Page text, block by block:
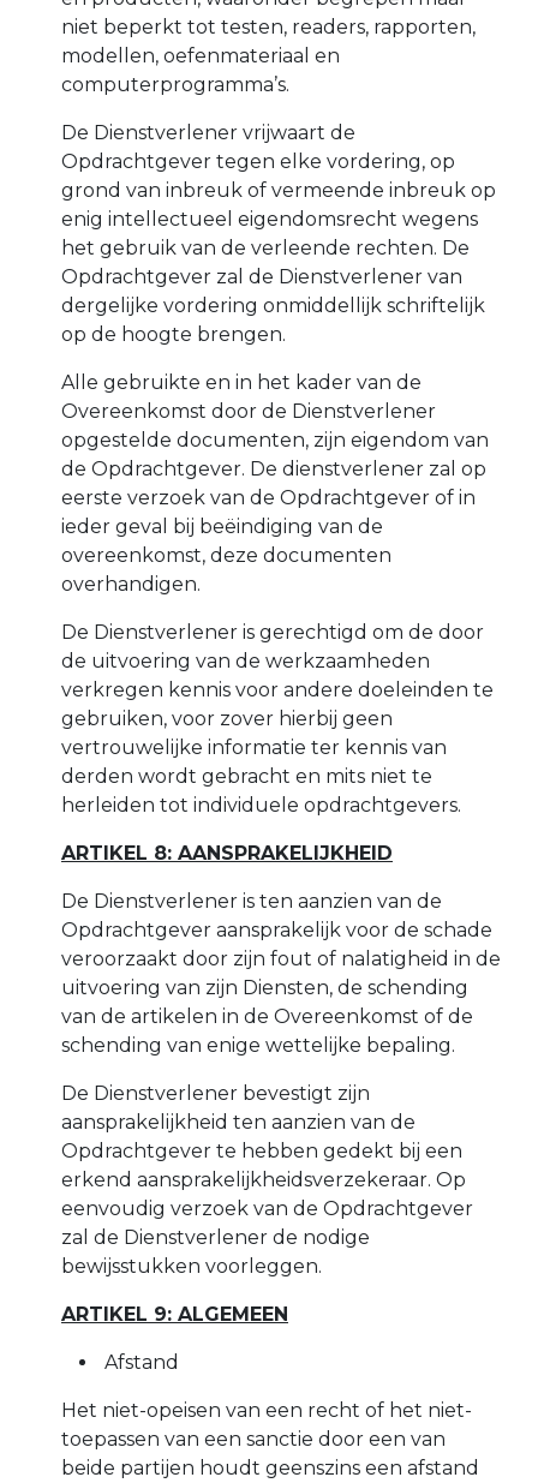
niet beperkt tot testen, readers, rapporten,
modellen, oefenmateriaal en
computerprogramma’s.
De Dienstverlener vrijwaart de
Opdrachtgever tegen elke vordering, op
grond van inbreuk of vermeende inbreuk op
enig intellectueel eigendomsrecht wegens
het gebruik van de verleende rechten. De
Opdrachtgever zal de Dienstverlener van
dergelijke vordering onmiddellijk schriftelijk
op de hoogte brengen.
Alle gebruikte en in het kader van de
Overeenkomst door de Dienstverlener
opgestelde documenten, zijn eigendom van
de Opdrachtgever. De dienstverlener zal op
eerste verzoek van de Opdrachtgever of in
ieder geval bij beëindiging van de
overeenkomst, deze documenten
overhandigen.
De Dienstverlener is gerechtigd om de door
de uitvoering van de werkzaamheden
verkregen kennis voor andere doeleinden te
gebruiken, voor zover hierbij geen
vertrouwelijke informatie ter kennis van
derden wordt gebracht en mits niet te
herleiden tot individuele opdrachtgevers.
ARTIKEL 8: AANSPRAKELIJKHEID
De Dienstverlener is ten aanzien van de
Opdrachtgever aansprakelijk voor de schade
veroorzaakt door zijn fout of nalatigheid in de
uitvoering van zijn Diensten, de schending
van de artikelen in de Overeenkomst of de
schending van enige wettelijke bepaling.
De Dienstverlener bevestigt zijn
aansprakelijkheid ten aanzien van de
Opdrachtgever te hebben gedekt bij een
erkend aansprakelijkheidsverzekeraar. Op
eenvoudig verzoek van de Opdrachtgever
zal de Dienstverlener de nodige
bewijsstukken voorleggen.
ARTIKEL 9: ALGEMEEN
Afstand
Het niet-opeisen van een recht of het niet-
toepassen van een sanctie door een van
beide partijen houdt geenszins een afstand